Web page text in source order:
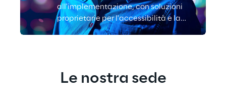
all'implementazione, con soluzioni
proprietarie per l'accessibilità e la
Lingua dei Segni Italiana.
Le nostra sede